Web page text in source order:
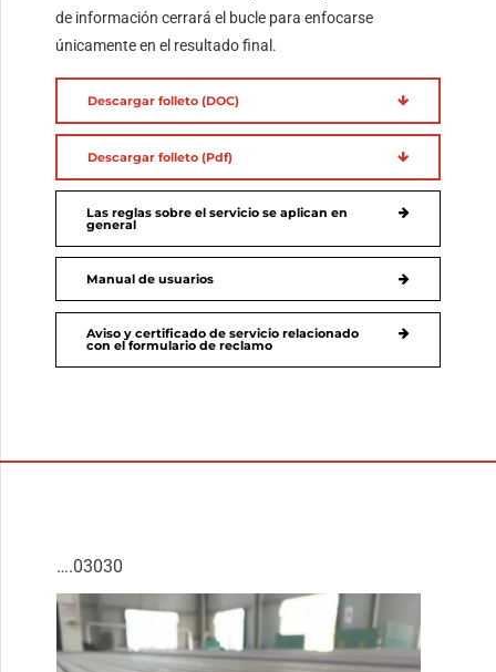
de información cerrará el bucle para enfocarse
únicamente en el resultado final.
Descargar folleto (DOC)
Descargar folleto (Pdf)
Las reglas sobre el servicio se aplican en
general
Manual de usuarios
Aviso y certificado de servicio relacionado
con el formulario de reclamo
….03030